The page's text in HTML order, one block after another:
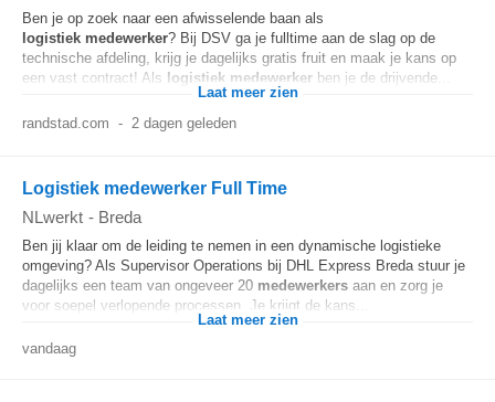
Ben je op zoek naar een afwisselende baan als
logistiek medewerker? Bij DSV ga je fulltime aan de slag op de
technische afdeling, krijg je dagelijks gratis fruit en maak je kans op
een vast contract! Als logistiek medewerker ben je de drijvende...
Laat meer zien
randstad.com - 2 dagen geleden
Logistiek medewerker Full Time
NLwerkt - Breda
Ben jij klaar om de leiding te nemen in een dynamische logistieke
omgeving? Als Supervisor Operations bij DHL Express Breda stuur je
dagelijks een team van ongeveer 20 medewerkers aan en zorg je
voor soepel verlopende processen. Je krijgt de kans...
Laat meer zien
vandaag